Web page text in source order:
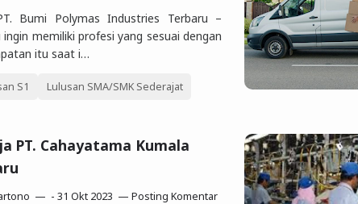
Bumi Polymas Industries Terbaru –
memiliki profesi yang sesuai dengan
itu saat i…
S1 Lulusan SMA/SMK Sederajat
PT. Cahayatama Kumala
- 31 Okt 2023 Posting Komentar